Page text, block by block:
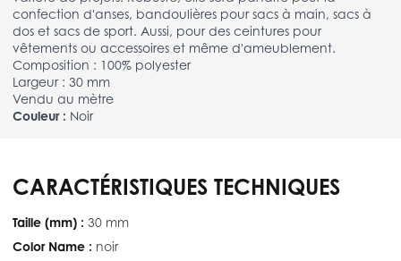
confection d'anses, bandoulières pour sacs à main, sacs à
dos et sacs de sport. Aussi, pour des ceintures pour
vêtements ou accessoires et même d'ameublement.
Composition : 100% polyester
Largeur : 30 mm
Vendu au mètre
Couleur : Noir
CARACTÉRISTIQUES TECHNIQUES
Taille (mm) : 30 mm
Color Name : noir